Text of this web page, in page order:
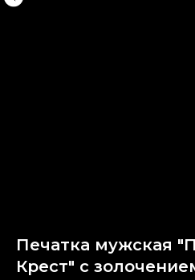
Печатка мужская
Крест" с